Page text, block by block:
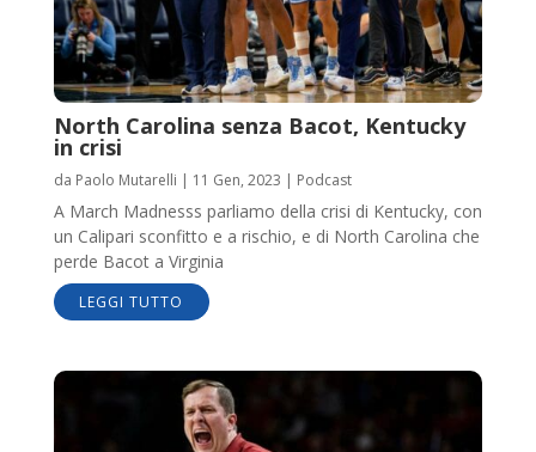
North Carolina senza Bacot, Kentucky
in crisi
da Paolo Mutarelli 11 Gen, 2023 Podcast
A March Madnesss parliamo della crisi di Kentucky, con
un Calipari sconfitto e a rischio, e di North Carolina che
perde Bacot a Virginia
LEGGI TUTTO